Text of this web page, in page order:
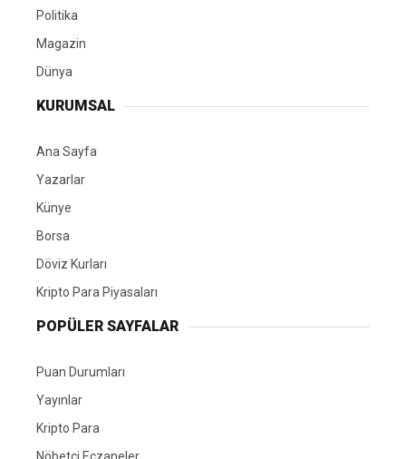
Politika
Magazin
Dünya
KURUMSAL
Ana Sayfa
Yazarlar
Künye
Borsa
Döviz Kurları
Kripto Para Piyasaları
POPÜLER SAYFALAR
Puan Durumları
Yayınlar
Kripto Para